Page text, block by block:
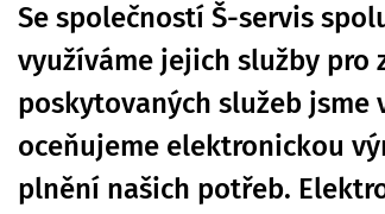
Se společností Š-servis
využíváme jejich služby pro
poskytovaných služeb jsme
oceňujeme elektronickou
plnění našich potřeb.